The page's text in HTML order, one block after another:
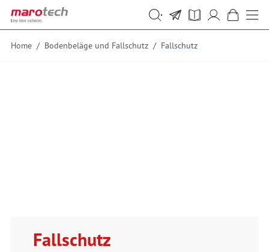
Skip to Content
Suche
Suche
Home / Bodenbeläge und Fallschutz / Fallschutz
Fallschutz